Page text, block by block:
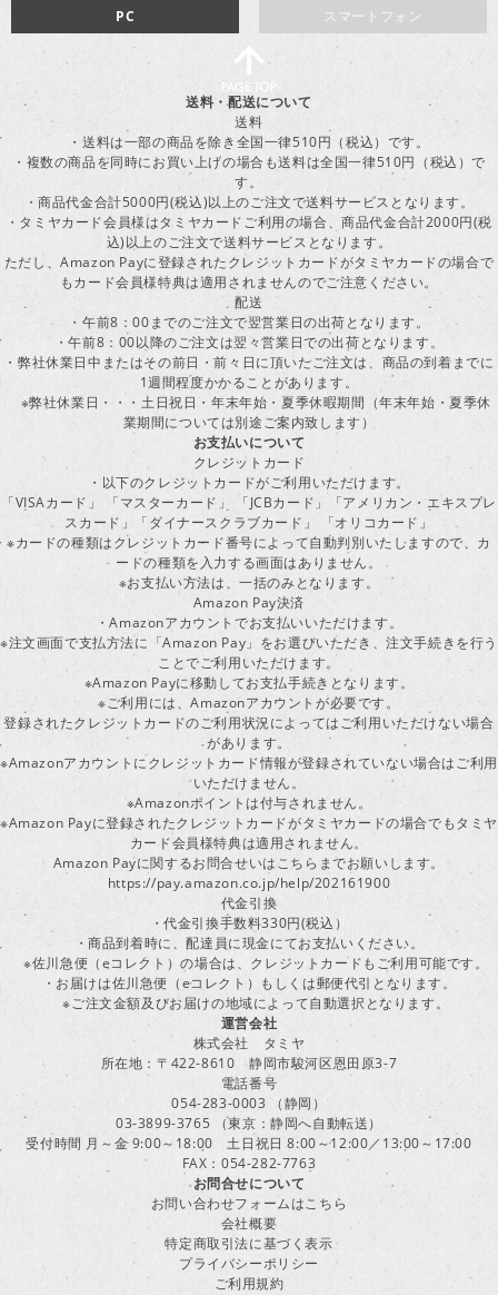
スマートフォン
PC
送料・配送について
送料
・送料は一部の商品を除き全国一律510円（税込）です。
・複数の商品を同時にお買い上げの場合も送料は全国一律510円（税込）で
す。
・商品代金合計5000円(税込)以上のご注文で送料サービスとなります。
・タミヤカード会員様はタミヤカードご利用の場合、商品代金合計2000円(税
込)以上のご注文で送料サービスとなります。
ただし、Amazon Payに登録されたクレジットカードがタミヤカードの場合で
もカード会員様特典は適用されませんのでご注意ください。
配送
・午前8：00までのご注文で翌営業日の出荷となります。
・午前8：00以降のご注文は翌々営業日での出荷となります。
・弊社休業日中またはその前日・前々日に頂いたご注文は、商品の到着までに
1週間程度かかることがあります。
※弊社休業日・・・土日祝日・年末年始・夏季休暇期間（年末年始・夏季休
業期間については別途ご案内致します）
お支払いについて
クレジットカード
・以下のクレジットカードがご利用いただけます。
「VISAカード」 「マスターカード」 「JCBカード」「アメリカン・エキスプレ
スカード」「ダイナースクラブカード」 「オリコカード」
※カードの種類はクレジットカード番号によって自動判別いたしますので、カ
ードの種類を入力する画面はありません。
※お支払い方法は、一括のみとなります。
Amazon Pay決済
・Amazonアカウントでお支払いいただけます。
※注文画面で支払方法に「Amazon Pay」をお選びいただき、注文手続きを行う
ことでご利用いただけます。
※Amazon Payに移動してお支払手続きとなります。
※ご利用には、Amazonアカウントが必要です。
登録されたクレジットカードのご利用状況によってはご利用いただけない場合
があります。
※Amazonアカウントにクレジットカード情報が登録されていない場合はご利用
いただけません。
※Amazonポイントは付与されません。
※Amazon Payに登録されたクレジットカードがタミヤカードの場合でもタミヤ
カード会員様特典は適用されません。
Amazon Payに関するお問合せいはこちらまでお願いします。
https://pay.amazon.co.jp/help/202161900
代金引換
・代金引換手数料330円(税込）
・商品到着時に、配達員に現金にてお支払いください。
※佐川急便（eコレクト）の場合は、クレジットカードもご利用可能です。
・お届けは佐川急便（eコレクト）もしくは郵便代引となります。
※ご注文金額及びお届けの地域によって自動選択となります。
運営会社
株式会社 タミヤ
所在地：〒422-8610 静岡市駿河区恩田原3-7
電話番号
054-283-0003 （静岡）
03-3899-3765 （東京：静岡へ自動転送）
受付時間 月～金 9:00～18:00 土日祝日 8:00～12:00／13:00～17:00
FAX：054-282-7763
お問合せについて
お問い合わせフォームはこちら
会社概要
特定商取引法に基づく表示
プライバシーポリシー
ご利用規約